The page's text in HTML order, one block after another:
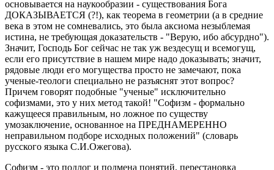
основывается на наукообразии - существования Бога
ДОКАЗЫВАЕТСЯ (?!), как теорема в геометрии (а в средние
века в этом не сомневались, это была аксиома незыблемая
истина, не требующая доказательств - "Верую, ибо абсурдно").
Значит, Господь Бог сейчас не так уж вездесущ и всемогущ,
если его присутствие в нашем мире надо доказывать; значит,
рядовые люди его могущества просто не замечают, пока
ученые-теологи специально не разъяснят этот вопрос?
Причем говорят подобные "ученые" исключительно
софизмами, это у них метод такой! "Софизм - формально
кажущееся правильным, но ложное по существу
умозаключение, основанное на ПРЕДНАМЕРЕННО
неправильном подборе исходных положений" (словарь
русского языка С.И.Ожегова).
Софизм - это подлог и подмена понятий, перестановка